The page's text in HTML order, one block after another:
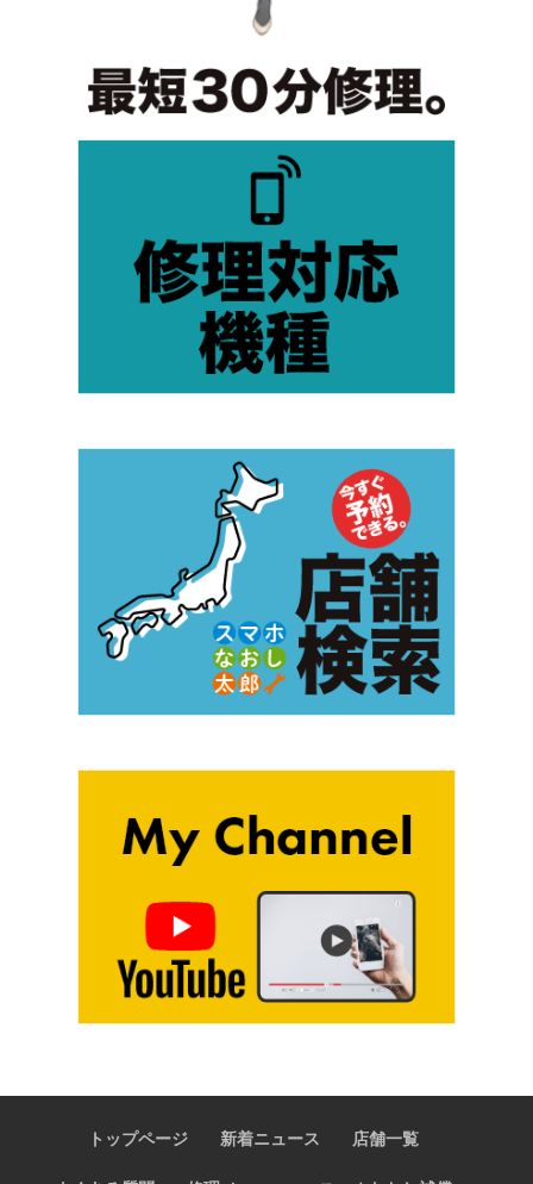
トップページ 新着ニュース 店舗一覧